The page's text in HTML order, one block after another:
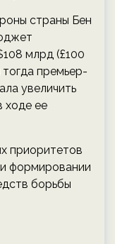
страны Бен
млрд (£100
премьер-
увеличить
ходе ее
приоритетов
формировании
борьбы